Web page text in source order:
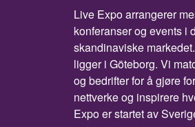
Live Expo arrangerer
konferanser og events i
skandinaviske
ligger i Göteborg. Vi
og bedrifter for å gjøre
nettverke og inspirere
Expo er startet av